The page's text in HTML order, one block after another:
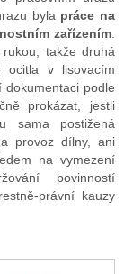
byla práce na
zařízením
takže druhá
ocitla v lisovacím
dokumentaci podle
prokázat, jestli
sama postižená
provoz dílny, ani
na vymezení
povinností
právní kauzy